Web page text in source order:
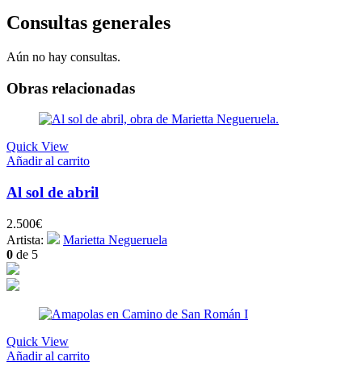
Consultas generales
Aún no hay consultas.
Obras relacionadas
Quick View
Añadir al carrito
Al sol de abril
2.500€
Artista:
Marietta Negueruela
0 de 5
Quick View
Añadir al carrito